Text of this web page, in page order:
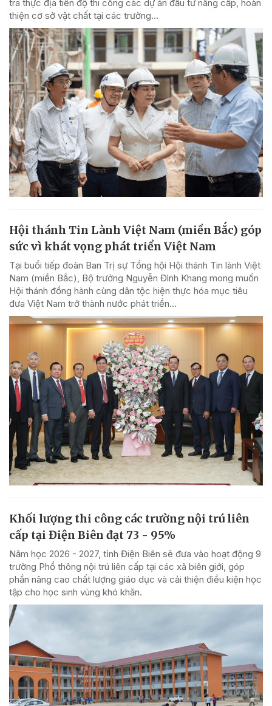
tra thực địa tiến độ thi công các dự án đầu tư nâng cấp, hoàn
thiện cơ sở vật chất tại các trường...
Hội thánh Tin Lành Việt Nam (miền Bắc) góp
sức vì khát vọng phát triển Việt Nam
Tại buổi tiếp đoàn Ban Trị sự Tổng hội Hội thánh Tin lành Việt
Nam (miền Bắc), Bộ trưởng Nguyễn Đình Khang mong muốn
Hội thánh đồng hành cùng dân tộc hiện thực hóa mục tiêu
đưa Việt Nam trở thành nước phát triển...
Khối lượng thi công các trường nội trú liên
cấp tại Điện Biên đạt 73 - 95%
Năm học 2026 - 2027, tỉnh Điện Biên sẽ đưa vào hoạt động 9
trường Phổ thông nội trú liên cấp tại các xã biên giới, góp
phần nâng cao chất lượng giáo dục và cải thiện điều kiện học
tập cho học sinh vùng khó khăn.